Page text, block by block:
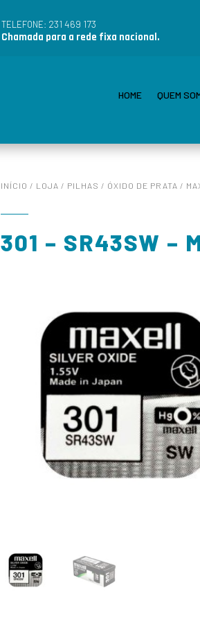
TELEFONE: 231 469 173
Chamada para a rede fixa nacional.
HOME QUEM
INÍCIO / LOJA / PILHAS / ÓXIDO DE PRATA /
301 – SR43SW –